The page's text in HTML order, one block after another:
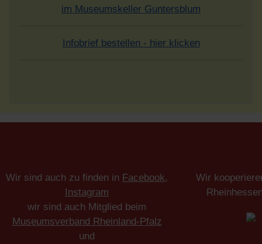
im Museumskeller Guntersblum
Infobrief bestellen - hier klicken
Wir sind auch zu finden in Facebook,
Instagram
wir sind auch Mitglied beim
Museumsverband Rheinland-Pfalz
und
Wir